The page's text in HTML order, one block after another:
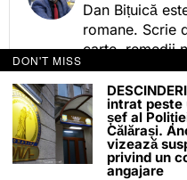
Dan Bițuică
romane. Scrie
carte, remedii
cotidian
subiectele într-
spre informare.
Prin activitatea
ofere cititorilor
relevant,
DON'T MISS
intrat peste
șef al
Călărași.
vizează
privind un
angajare